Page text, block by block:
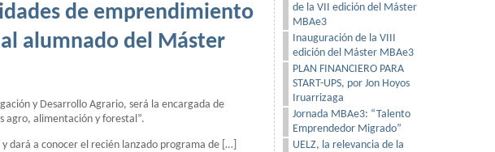
de emprendimiento
alumnado del Máster
y Desarrollo Agrario, será la encargada de
agro, alimentación y forestal”.
dará a conocer el recién lanzado programa de […]
de la VII edición del Máster
MBAe3
Inauguración de la VIII
edición del Máster MBAe3
PLAN FINANCIERO PARA
START-UPS, por Jon Hoyos
Iruarrizaga
Jornada MBAe3: “Talento
Emprendedor Migrado”
UELZ, la relevancia de la